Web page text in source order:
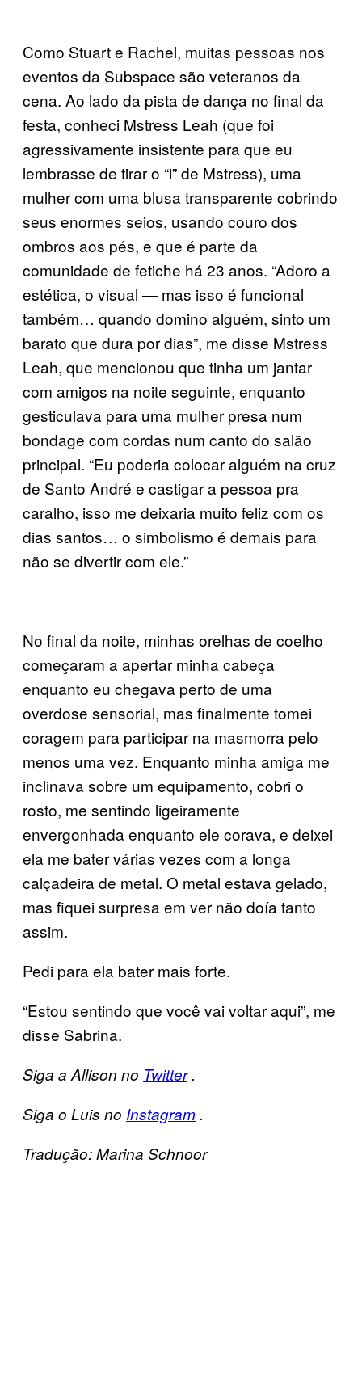
Como Stuart e Rachel, muitas pessoas nos
eventos da Subspace são veteranos da
cena. Ao lado da pista de dança no final da
festa, conheci Mstress Leah (que foi
agressivamente insistente para que eu
lembrasse de tirar o “i” de Mstress), uma
mulher com uma blusa transparente cobrindo
seus enormes seios, usando couro dos
ombros aos pés, e que é parte da
comunidade de fetiche há 23 anos. “Adoro a
estética, o visual — mas isso é funcional
também… quando domino alguém, sinto um
barato que dura por dias”, me disse Mstress
Leah, que mencionou que tinha um jantar
com amigos na noite seguinte, enquanto
gesticulava para uma mulher presa num
bondage com cordas num canto do salão
principal. “Eu poderia colocar alguém na cruz
de Santo André e castigar a pessoa pra
caralho, isso me deixaria muito feliz com os
dias santos… o simbolismo é demais para
não se divertir com ele.”
No final da noite, minhas orelhas de coelho
começaram a apertar minha cabeça
enquanto eu chegava perto de uma
overdose sensorial, mas finalmente tomei
coragem para participar na masmorra pelo
menos uma vez. Enquanto minha amiga me
inclinava sobre um equipamento, cobri o
rosto, me sentindo ligeiramente
envergonhada enquanto ele corava, e deixei
ela me bater várias vezes com a longa
calçadeira de metal. O metal estava gelado,
mas fiquei surpresa em ver não doía tanto
assim.
Pedi para ela bater mais forte.
“Estou sentindo que você vai voltar aqui”, me
disse Sabrina.
Siga a Allison no Twitter.
Siga o Luis no Instagram .
Tradução: Marina Schnoor